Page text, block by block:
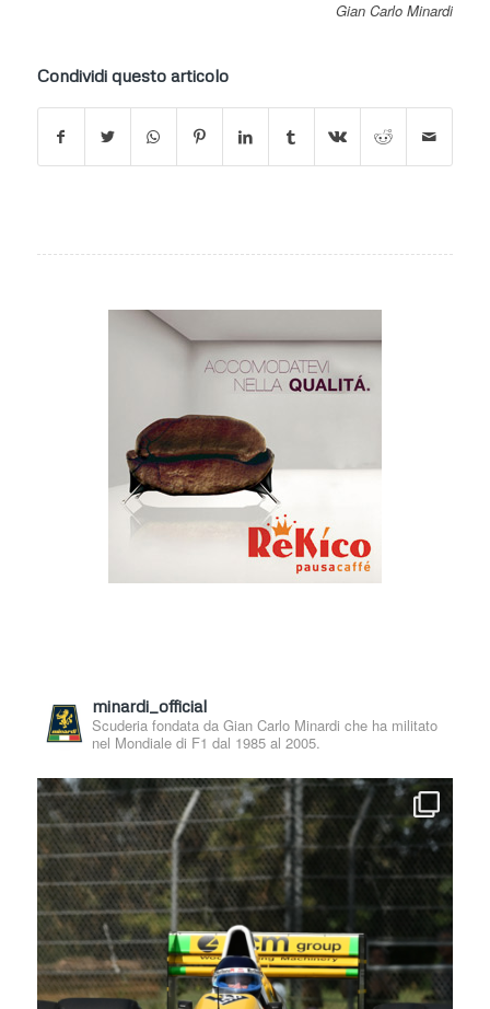
Gian Carlo Minardi
Condividi questo articolo
minardi_official
Scuderia fondata da Gian Carlo Minardi che ha militato
nel Mondiale di F1 dal 1985 al 2005.